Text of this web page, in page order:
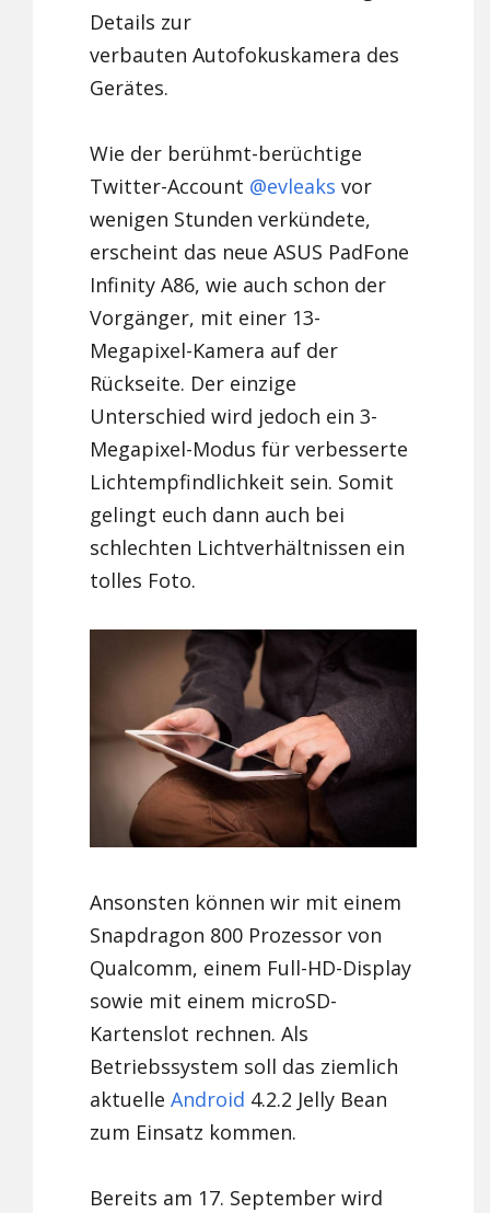
Details zur
verbauten Autofokuskamera des
Gerätes.
Wie der berühmt-berüchtige
Twitter-Account @evleaks vor
wenigen Stunden verkündete,
erscheint das neue ASUS PadFone
Infinity A86, wie auch schon der
Vorgänger, mit einer 13-
Megapixel-Kamera auf der
Rückseite. Der einzige
Unterschied wird jedoch ein 3-
Megapixel-Modus für verbesserte
Lichtempfindlichkeit sein. Somit
gelingt euch dann auch bei
schlechten Lichtverhältnissen ein
tolles Foto.
Ansonsten können wir mit einem
Snapdragon 800 Prozessor von
Qualcomm, einem Full-HD-Display
sowie mit einem microSD-
Kartenslot rechnen. Als
Betriebssystem soll das ziemlich
aktuelleAndroid 4.2.2 Jelly Bean
zum Einsatz kommen.
Bereits am 17. September wird